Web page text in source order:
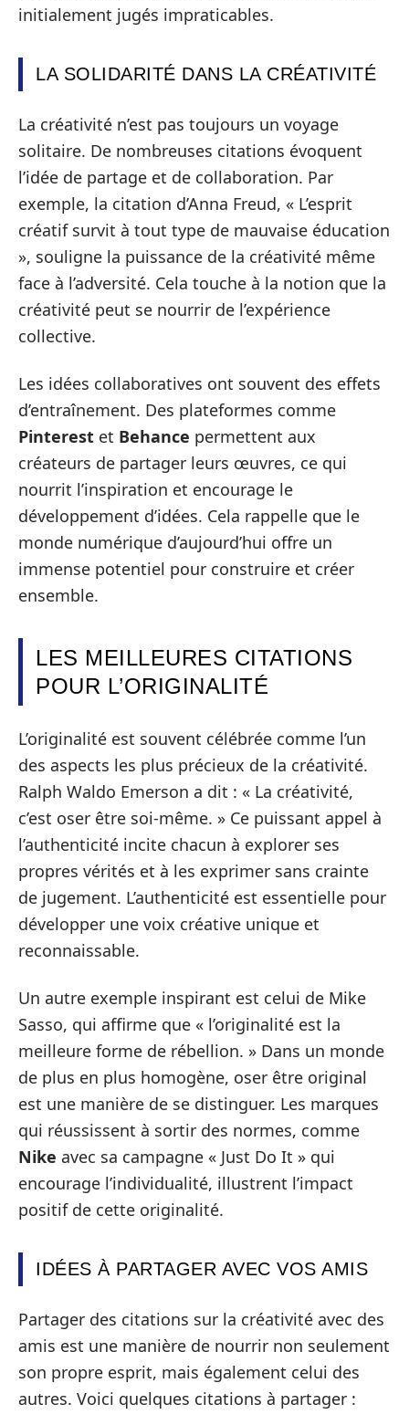
initialement jugés impraticables.
LA SOLIDARITÉ DANS LA CRÉATIVITÉ
La créativité n’est pas toujours un voyage
solitaire. De nombreuses citations évoquent
l’idée de partage et de collaboration. Par
exemple, la citation d’Anna Freud, « L’esprit
créatif survit à tout type de mauvaise éducation
», souligne la puissance de la créativité même
face à l’adversité. Cela touche à la notion que la
créativité peut se nourrir de l’expérience
collective.
Les idées collaboratives ont souvent des effets
d’entraînement. Des plateformes comme
Pinterest et Behance permettent aux
créateurs de partager leurs œuvres, ce qui
nourrit l’inspiration et encourage le
développement d’idées. Cela rappelle que le
monde numérique d’aujourd’hui offre un
immense potentiel pour construire et créer
ensemble.
LES MEILLEURES CITATIONS
POUR L’ORIGINALITÉ
L’originalité est souvent célébrée comme l’un
des aspects les plus précieux de la créativité.
Ralph Waldo Emerson a dit : « La créativité,
c’est oser être soi-même. » Ce puissant appel à
l’authenticité incite chacun à explorer ses
propres vérités et à les exprimer sans crainte
de jugement. L’authenticité est essentielle pour
développer une voix créative unique et
reconnaissable.
Un autre exemple inspirant est celui de Mike
Sasso, qui affirme que « l’originalité est la
meilleure forme de rébellion. » Dans un monde
de plus en plus homogène, oser être original
est une manière de se distinguer. Les marques
qui réussissent à sortir des normes, comme
Nike avec sa campagne « Just Do It » qui
encourage l’individualité, illustrent l’impact
positif de cette originalité.
IDÉES À PARTAGER AVEC VOS AMIS
Partager des citations sur la créativité avec des
amis est une manière de nourrir non seulement
son propre esprit, mais également celui des
autres. Voici quelques citations à partager :